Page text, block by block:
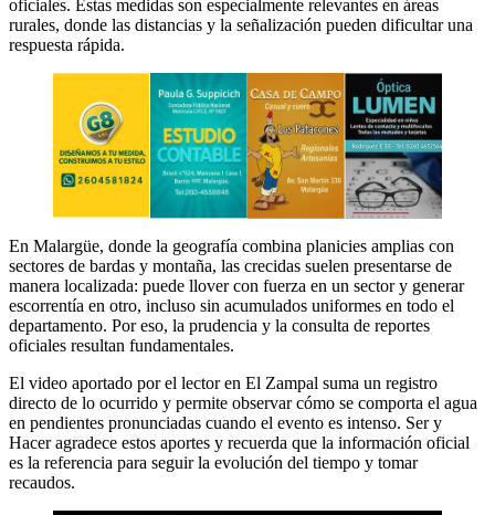
oficiales. Estas medidas son especialmente relevantes en áreas
rurales, donde las distancias y la señalización pueden dificultar una
respuesta rápida.
En Malargüe, donde la geografía combina planicies amplias con
sectores de bardas y montaña, las crecidas suelen presentarse de
manera localizada: puede llover con fuerza en un sector y generar
escorrentía en otro, incluso sin acumulados uniformes en todo el
departamento. Por eso, la prudencia y la consulta de reportes
oficiales resultan fundamentales.
El video aportado por el lector en El Zampal suma un registro
directo de lo ocurrido y permite observar cómo se comporta el agua
en pendientes pronunciadas cuando el evento es intenso. Ser y
Hacer agradece estos aportes y recuerda que la información oficial
es la referencia para seguir la evolución del tiempo y tomar
recaudos.